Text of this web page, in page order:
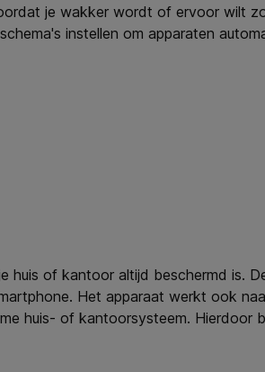
je wakker wordt of ervoor wilt
instellen om apparaten
huis of kantoor altijd beschermd is.
Het apparaat werkt ook
huis- of kantoorsysteem. Hierdoor